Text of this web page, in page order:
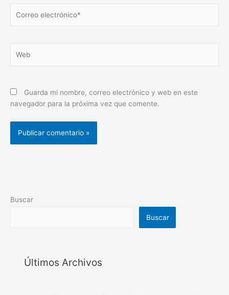
electrónico*
Guarda mi nombre, correo electrónico y web en este
navegador para la próxima vez que comente.
Buscar
Buscar
Últimos Archivos